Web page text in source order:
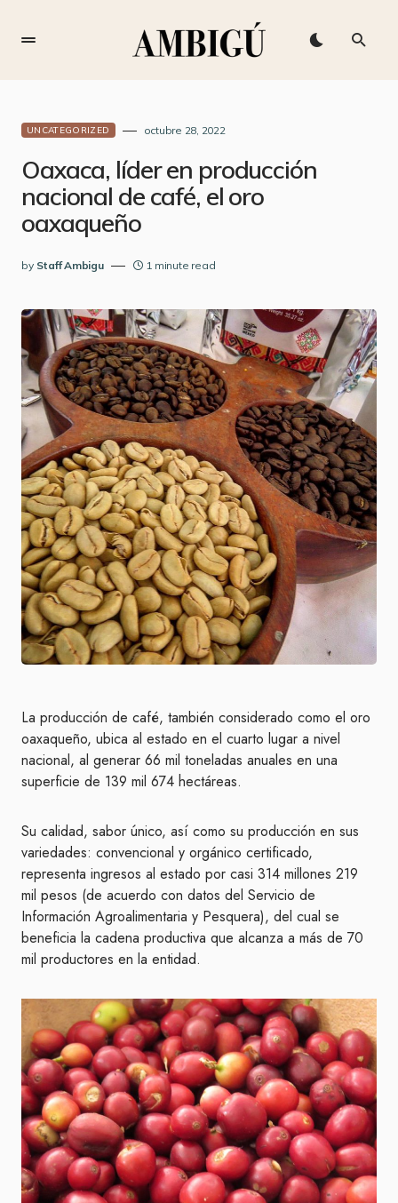
UNCATEGORIZED octubre 28, 2022
Oaxaca, líder en producción
nacional de café, el oro
oaxaqueño
by Staff Ambigu 1 minute read
La producción de café, también considerado como el oro
oaxaqueño, ubica al estado en el cuarto lugar a nivel
nacional, al generar 66 mil toneladas anuales en una
superficie de 139 mil 674 hectáreas.
Su calidad, sabor único, así como su producción en sus
variedades: convencional y orgánico certificado,
representa ingresos al estado por casi 314 millones 219
mil pesos (de acuerdo con datos del Servicio de
Información Agroalimentaria y Pesquera), del cual se
beneficia la cadena productiva que alcanza a más de 70
mil productores en la entidad.